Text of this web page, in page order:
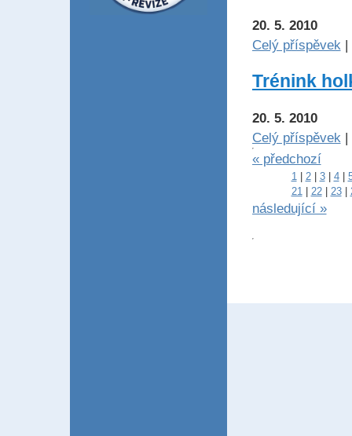
20. 5. 2010
Celý příspěvek |
Trénink
20. 5. 2010
Celý příspěvek |
« předchozí
1 2 3 4
21
22 23
následující »